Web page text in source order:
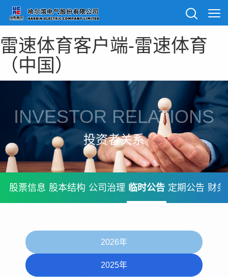
雷速体育客户端-雷速体育
（中国）
INVESTOR RELATIONS
投资者关系
股票信息 股本结构 公司治理 临时公告 定期公告 财
2026年
2025年